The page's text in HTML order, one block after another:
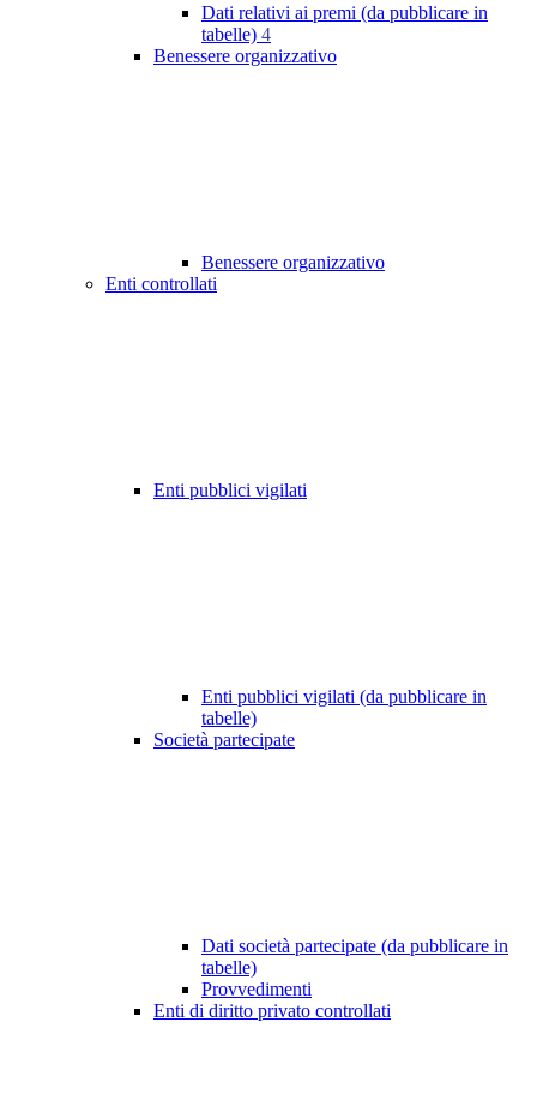
Dati relativi ai premi (da pubblicare in
tabelle) 4
Benessere organizzativo
Benessere organizzativo
Enti controllati
Enti pubblici vigilati
Enti pubblici vigilati (da pubblicare in
tabelle)
Società partecipate
Dati società partecipate (da pubblicare in
tabelle)
Provvedimenti
Enti di diritto privato controllati